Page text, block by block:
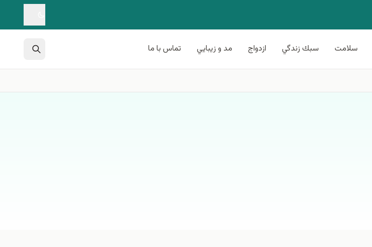
سلامت سبك زندگي ازدواج مد و زيبايي تماس با ما